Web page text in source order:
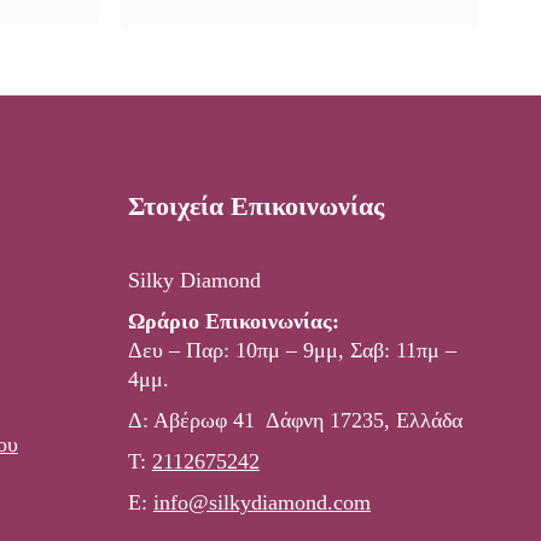
16,20 €.
Στοιχεία Επικοινωνίας
Silky Diamond
Ωράριο Επικοινωνίας:
Δευ – Παρ: 10πμ – 9μμ, Σαβ: 11πμ –
4μμ.
Δ: Αβέρωφ 41 Δάφνη 17235, Ελλάδα
Τ: 2112675242
E: info@silkydiamond.com